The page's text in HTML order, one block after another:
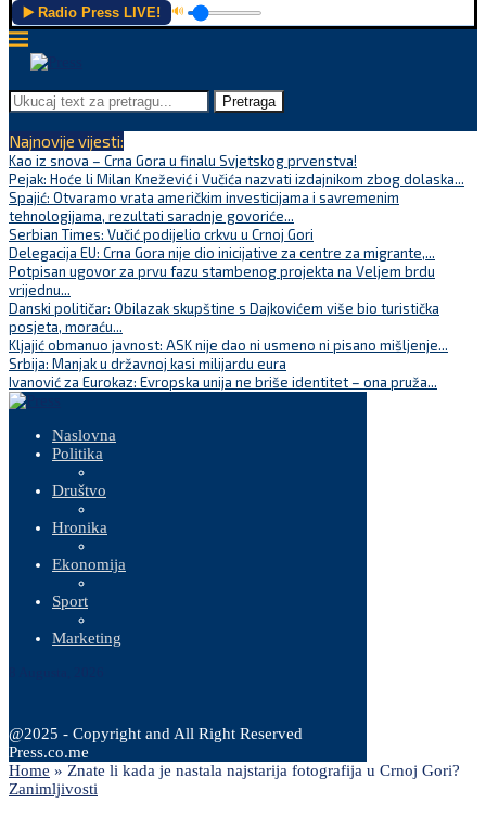
▶️ Radio Press LIVE! 🔊
Pretraga
Najnovije vijesti:
Kao iz snova – Crna Gora u finalu Svjetskog prvenstva!
Pejak: Hoće li Milan Knežević i Vučića nazvati izdajnikom zbog dolaska...
Spajić: Otvaramo vrata američkim investicijama i savremenim
tehnologijama, rezultati saradnje govoriće...
Serbian Times: Vučić podijelio crkvu u Crnoj Gori
Delegacija EU: Crna Gora nije dio inicijative za centre za migrante,...
Potpisan ugovor za prvu fazu stambenog projekta na Veljem brdu
vrijednu...
Danski političar: Obilazak skupštine s Dajkovićem više bio turistička
posjeta, moraću...
Kljajić obmanuo javnost: ASK nije dao ni usmeno ni pisano mišljenje...
Srbija: Manjak u državnoj kasi milijardu eura
Ivanović za Eurokaz: Evropska unija ne briše identitet – ona pruža...
Naslovna
Politika
Društvo
Hronika
Ekonomija
Sport
Marketing
@2025 - Copyright and All Right Reserved
Press.co.me
Home » Znate li kada je nastala najstarija fotografija u Crnoj Gori?
Zanimljivosti